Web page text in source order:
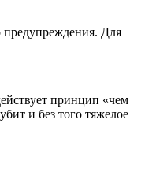
предупреждения. Для
принцип «чем
и без того тяжелое